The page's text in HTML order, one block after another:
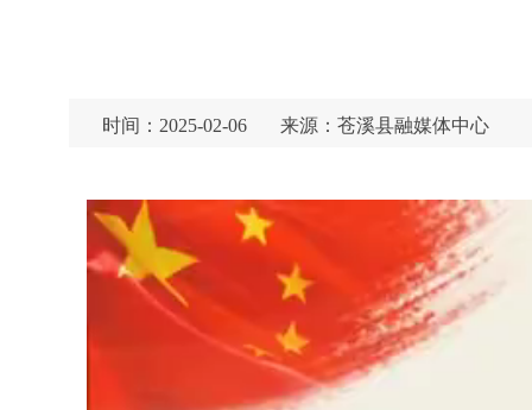
时间：2025-02-06 来源：苍溪县融媒体中心